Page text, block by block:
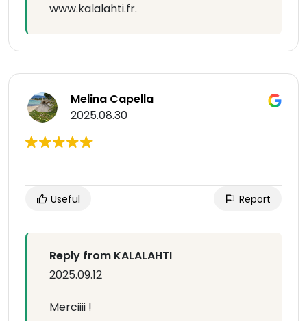
www.kalalahti.fr.
Melina Capella
2025.08.30
Useful Report
Reply from KALALAHTI
2025.09.12
Merciiii !